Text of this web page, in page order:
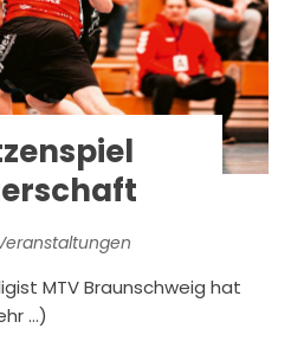
MTV Braunschweig hat
…)